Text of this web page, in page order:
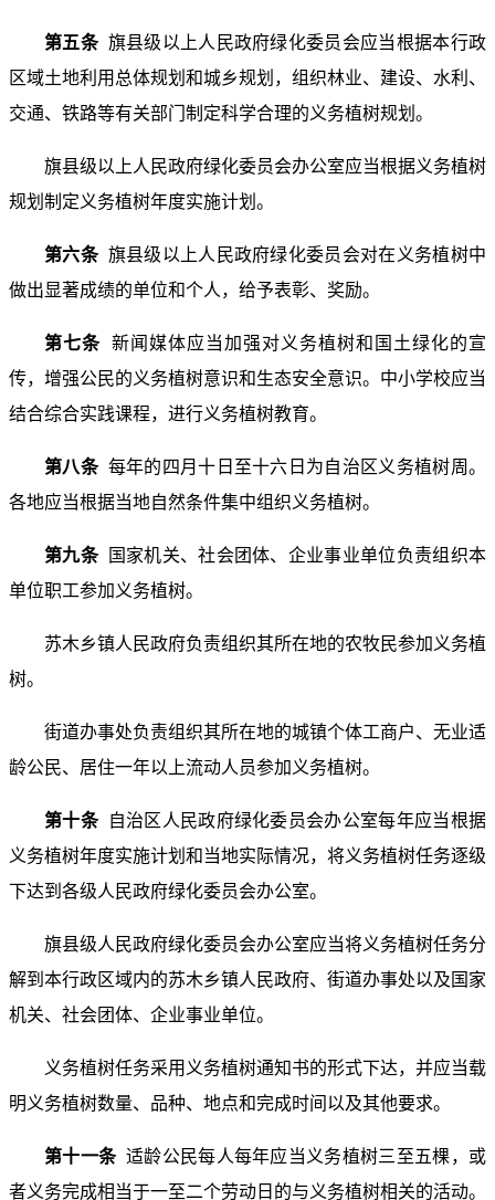
第五条 旗县级以上人民政府绿化委员会应当根据本行政
区域土地利用总体规划和城乡规划，组织林业、建设、水利、
交通、铁路等有关部门制定科学合理的义务植树规划。
旗县级以上人民政府绿化委员会办公室应当根据义务植树
规划制定义务植树年度实施计划。
第六条 旗县级以上人民政府绿化委员会对在义务植树中
做出显著成绩的单位和个人，给予表彰、奖励。
第七条 新闻媒体应当加强对义务植树和国土绿化的宣
传，增强公民的义务植树意识和生态安全意识。中小学校应当
结合综合实践课程，进行义务植树教育。
第八条 每年的四月十日至十六日为自治区义务植树周。
各地应当根据当地自然条件集中组织义务植树。
第九条
国家机关、社会团体、企业事业单位负责组织本
单位职工参加义务植树。
苏木乡镇人民政府负责组织其所在地的农牧民参加义务植
树。
街道办事处负责组织其所在地的城镇个体工商户、无业适
龄公民、居住一年以上流动人员参加义务植树。
第十条 自治区人民政府绿化委员会办公室每年应当根据
义务植树年度实施计划和当地实际情况，将义务植树任务逐级
下达到各级人民政府绿化委员会办公室。
旗县级人民政府绿化委员会办公室应当将义务植树任务分
解到本行政区域内的苏木乡镇人民政府、街道办事处以及国家
机关、社会团体、企业事业单位。
义务植树任务采用义务植树通知书的形式下达，并应当载
明义务植树数量、品种、地点和完成时间以及其他要求。
第十一条 适龄公民每人每年应当义务植树三至五棵，或
者义务完成相当于一至二个劳动日的与义务植树相关的活动。